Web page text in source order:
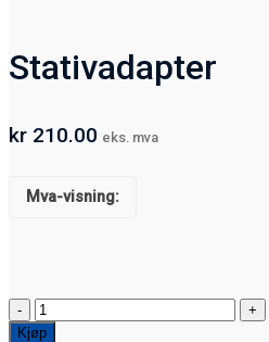
Stativadapter
kr 210.00 eks. mva
Mva-visning:
Stativadapter
antall
Kjøp